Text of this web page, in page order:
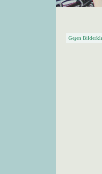
Gegen